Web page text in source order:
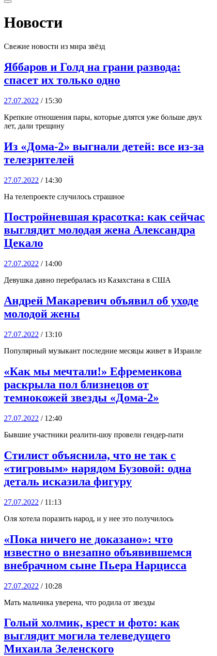
Новости
Свежие новости из мира звёзд
Яббаров и Голд на грани развода:
спасет их только одно
27.07.2022 / 15:30
Крепкие отношения пары, которые длятся уже больше двух
лет, дали трещину
Из «Дома-2» выгнали детей: все из-за
телезрителей
27.07.2022 / 14:30
На телепроекте случилось страшное
Постройневшая красотка: как сейчас
выглядит молодая жена Александра
Цекало
27.07.2022 / 14:00
Девушка давно перебралась из Казахстана в США
Андрей Макаревич объявил об уходе
молодой жены
27.07.2022 / 13:10
Популярный музыкант последние месяцы живет в Израиле
«Как мы мечтали!» Ефременкова
раскрыла пол близнецов от
темнокожей звезды «Дома-2»
27.07.2022 / 12:40
Бывшие участники реалити-шоу провели гендер-пати
Стилист объяснила, что не так с
«тигровым» нарядом Бузовой: одна
деталь исказила фигуру
27.07.2022 / 11:13
Оля хотела поразить народ, и у нее это получилось
«Пока ничего не доказано»: что
известно о внезапно объявившемся
внебрачном сыне Пьера Нарцисса
27.07.2022 / 10:28
Мать мальчика уверена, что родила от звезды
Голый холмик, крест и фото: как
выглядит могила телеведущего
Михаила Зеленского